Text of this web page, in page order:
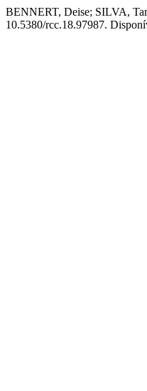
BENNERT, Deise; SILVA,
10.5380/rcc.18.97987.